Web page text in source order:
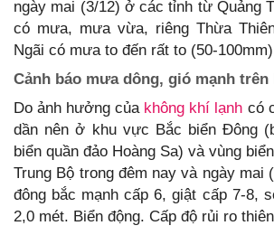
ngày mai (3/12) ở các tỉnh từ Quảng
có mưa, mưa vừa, riêng Thừa
Ngãi có mưa to đến rất to (50-
Cảnh báo mưa dông, gió mạnh trên
Do ảnh hưởng của không khí lạnh có
dần nên ở khu vực Bắc biển Đông
biển quần đảo Hoàng Sa) và vùng
Trung Bộ trong đêm nay và ngày mai
đông bắc mạnh cấp 6, giật cấp 7-8,
2,0 mét. Biển động. Cấp độ rủi ro